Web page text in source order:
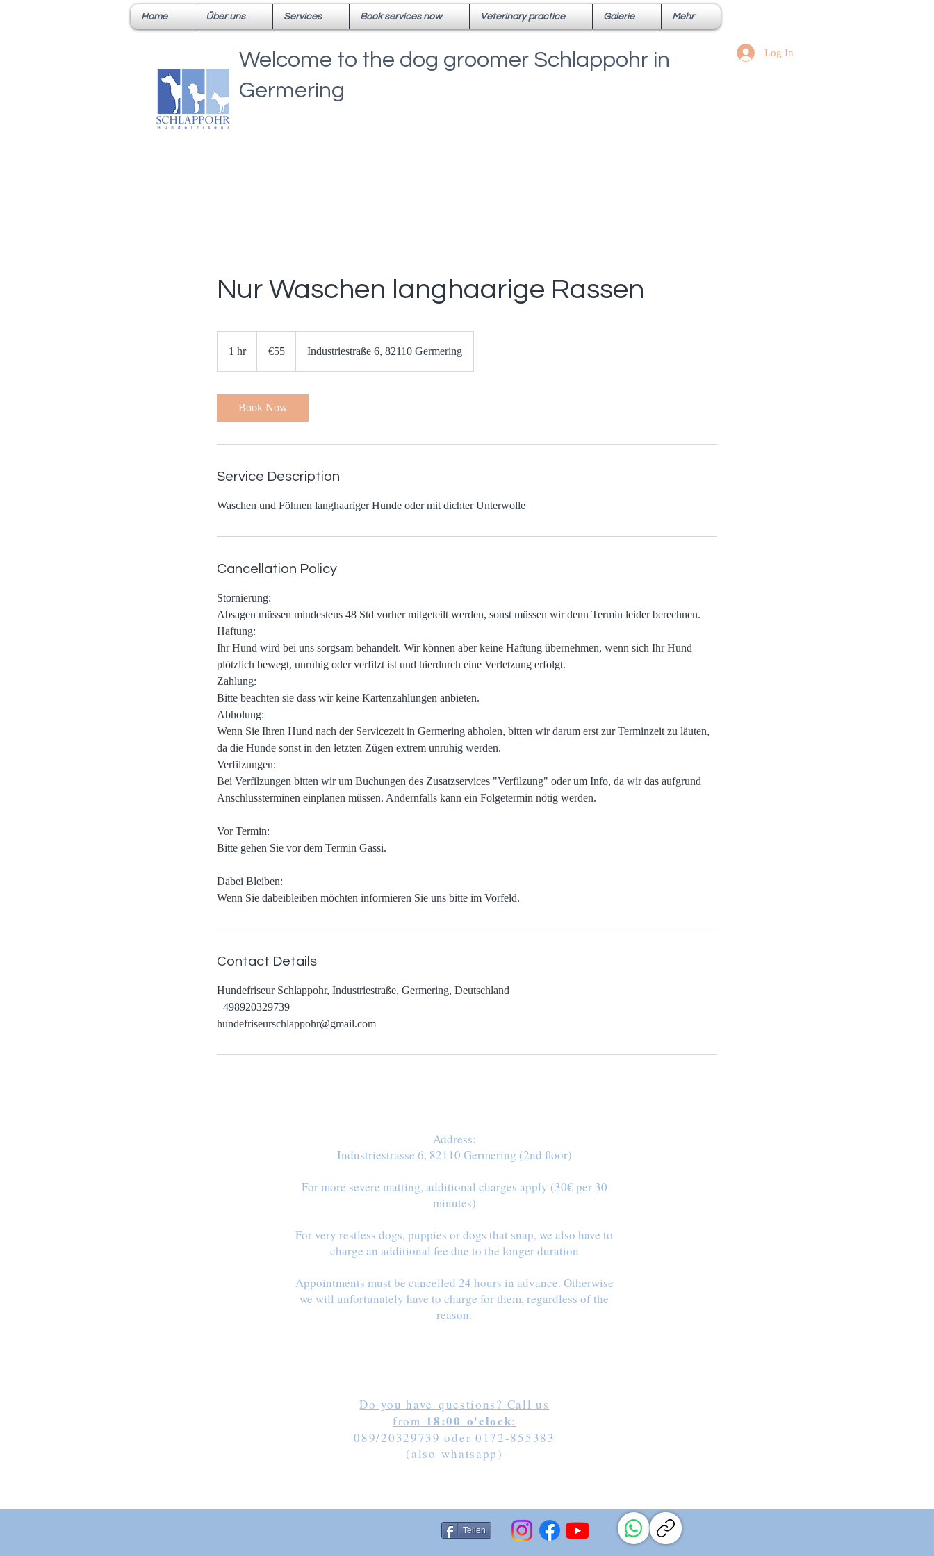
Home Über uns Services Book services now Veterinary practice Galerie Mehr
Welcome to the dog groomer Schlappohr in
Germering
Log In
Nur Waschen langhaarige Rassen
1 hr1
€55 Industriestraße 6, 82110 Germering
Book Now
Service Description
Waschen und Föhnen langhaariger Hunde oder mit dichter Unterwolle
Cancellation Policy
Stornierung:
Absagen müssen mindestens 48 Std vorher mitgeteilt werden, sonst müssen wir denn Termin leider berechnen.
Haftung:
Ihr Hund wird bei uns sorgsam behandelt. Wir können aber keine Haftung übernehmen, wenn sich Ihr Hund
plötzlich bewegt, unruhig oder verfilzt ist und hierdurch eine Verletzung erfolgt.
Zahlung:
Bitte beachten sie dass wir keine Kartenzahlungen anbieten.
Abholung:
Wenn Sie Ihren Hund nach der Servicezeit in Germering abholen, bitten wir darum erst zur Terminzeit zu läuten,
da die Hunde sonst in den letzten Zügen extrem unruhig werden.
Verfilzungen:
Bei Verfilzungen bitten wir um Buchungen des Zusatzservices "Verfilzung" oder um Info, da wir das aufgrund
Anschlussterminen einplanen müssen. Andernfalls kann ein Folgetermin nötig werden.
Vor Termin:
Bitte gehen Sie vor dem Termin Gassi.
Dabei Bleiben:
Contact Details
Hundefriseur Schlappohr, Industriestraße, Germering, Deutschland
+498920329739
hundefriseurschlappohr@gmail.com
Address:
Industriestrasse 6, 82110 Germering (2nd floor)
For more severe matting, additional charges apply (30€ per 30
minutes)
For very restless dogs, puppies or dogs that snap, we also have to
charge an additional fee due to the longer duration
Appointments must be cancelled 24 hours in advance. Otherwise
we will unfortunately have to charge for them, regardless of the
reason.
Do you have questions? Call us
from 18:00 o'clock:
089/20329739 oder 0172-855383
(alsowhatsapp)
Teilen